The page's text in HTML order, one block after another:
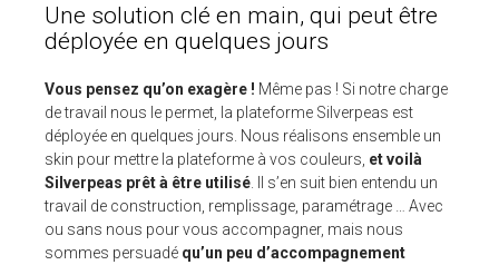
Une solution clé en main, qui peut être
déployée en quelques jours
Vous pensez qu’on exagère ! Même pas ! Si notre charge
de travail nous le permet, la plateforme Silverpeas est
déployée en quelques jours. Nous réalisons ensemble un
skin pour mettre la plateforme à vos couleurs, et voilà
Silverpeas prêt à être utilisé . Il s’en suit bien entendu un
travail de construction, remplissage, paramétrage … Avec
ou sans nous pour vous accompagner, mais nous
sommes persuadé qu’un peu d’accompagnement